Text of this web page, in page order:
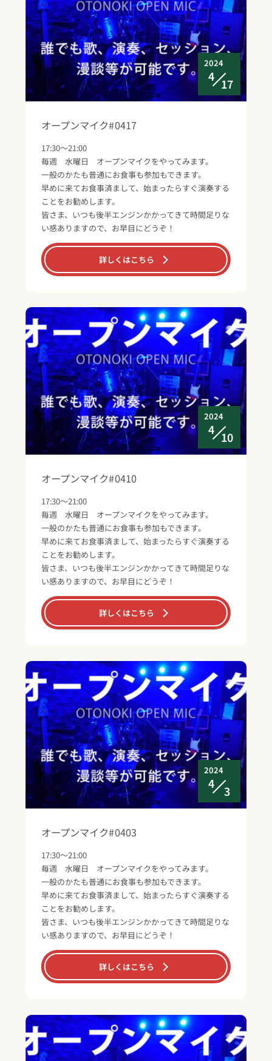
2024
4
17
オープンマイク#0417
17:30～21:00
毎週 水曜日 オープンマイクをやってみます。
一般のかたも普通にお食事も参加もできます。
早めに来てお食事済まして、始まったらすぐ演奏する
ことをお勧めします。
皆さま、いつも後半エンジンかかってきて時間足りな
い感ありますので、お早目にどうぞ！
詳しくはこちら
2024
4
10
オープンマイク#0410
17:30～21:00
毎週 水曜日 オープンマイクをやってみます。
一般のかたも普通にお食事も参加もできます。
早めに来てお食事済まして、始まったらすぐ演奏する
ことをお勧めします。
皆さま、いつも後半エンジンかかってきて時間足りな
い感ありますので、お早目にどうぞ！
詳しくはこちら
2024
4
3
オープンマイク#0403
17:30～21:00
毎週 水曜日 オープンマイクをやってみます。
一般のかたも普通にお食事も参加もできます。
早めに来てお食事済まして、始まったらすぐ演奏する
ことをお勧めします。
皆さま、いつも後半エンジンかかってきて時間足りな
い感ありますので、お早目にどうぞ！
詳しくはこちら